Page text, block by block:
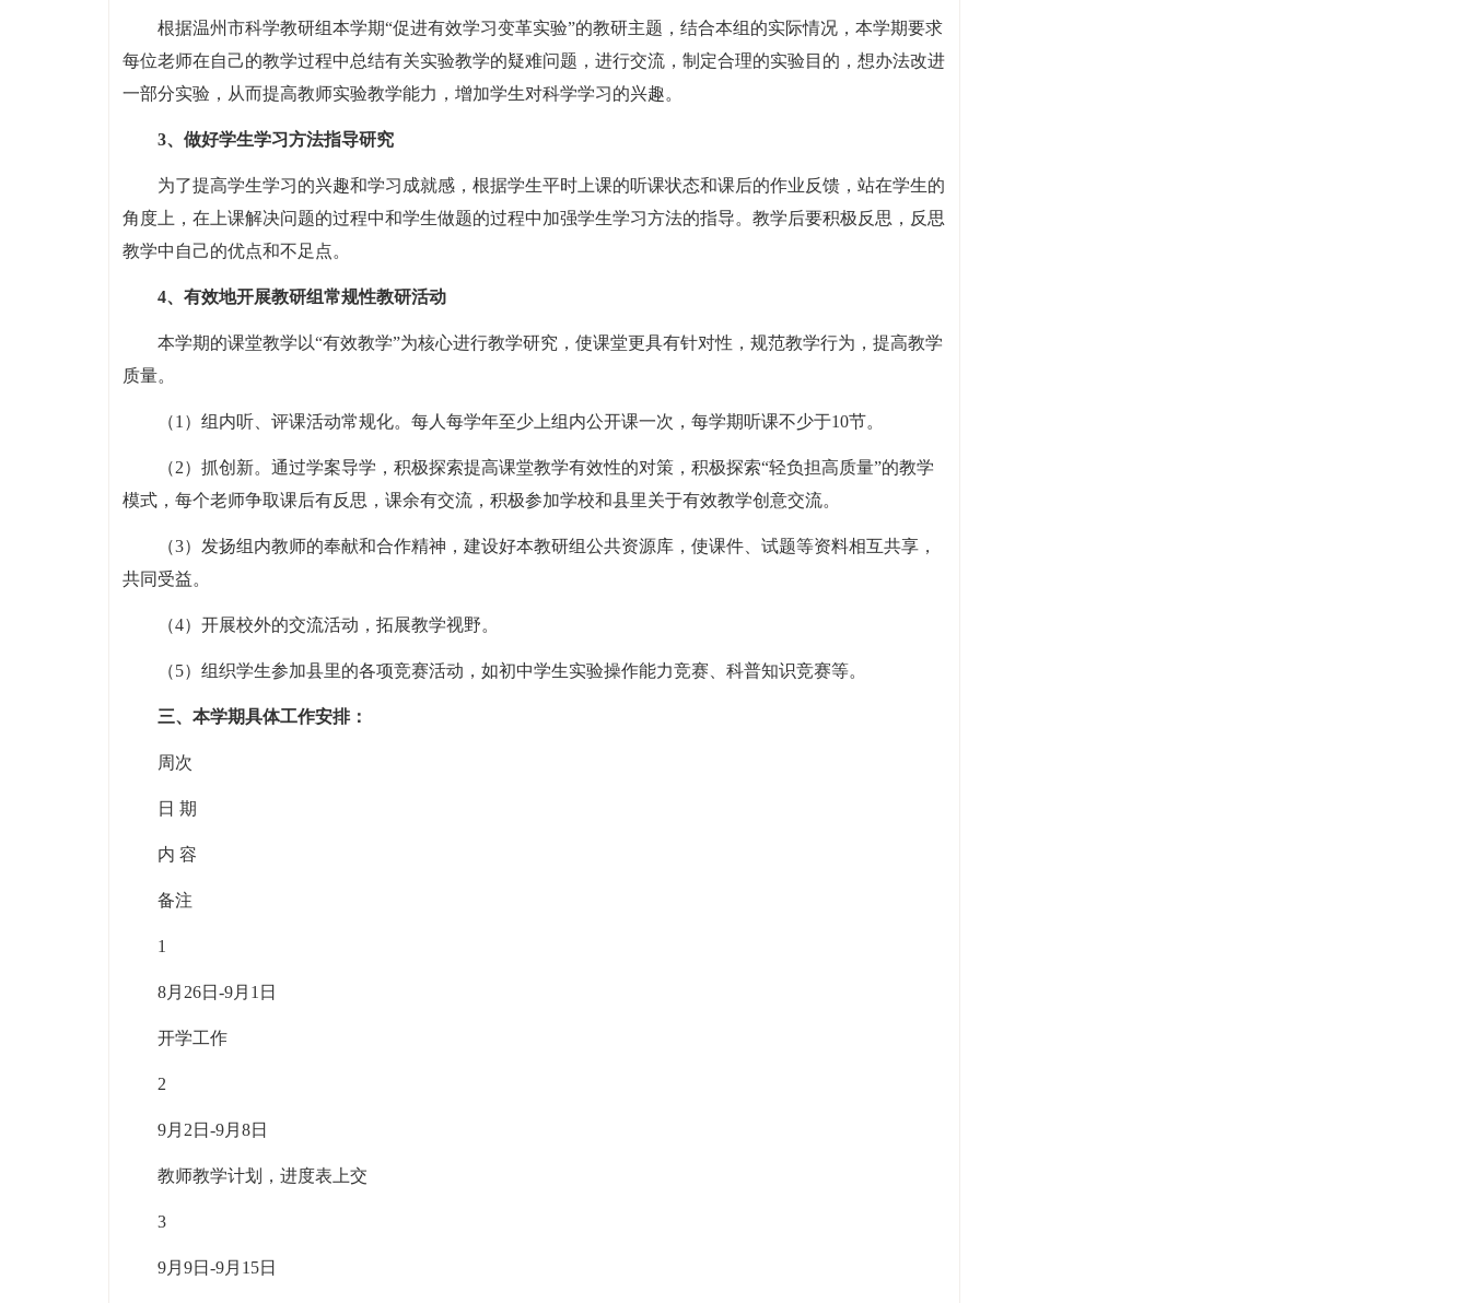
根据温州市科学教研组本学期“促进有效学习变革实验”的教研主题，结合本组的实际情况，本学期要求
每位老师在自己的教学过程中总结有关实验教学的疑难问题，进行交流，制定合理的实验目的，想办法改进
一部分实验，从而提高教师实验教学能力，增加学生对科学学习的兴趣。
3、做好学生学习方法指导研究
为了提高学生学习的兴趣和学习成就感，根据学生平时上课的听课状态和课后的作业反馈，站在学生的
角度上，在上课解决问题的过程中和学生做题的过程中加强学生学习方法的指导。教学后要积极反思，反思
教学中自己的优点和不足点。
4、有效地开展教研组常规性教研活动
本学期的课堂教学以“有效教学”为核心进行教学研究，使课堂更具有针对性，规范教学行为，提高教学
质量。
（1）组内听、评课活动常规化。每人每学年至少上组内公开课一次，每学期听课不少于10节。
（2）抓创新。通过学案导学，积极探索提高课堂教学有效性的对策，积极探索“轻负担高质量”的教学
模式，每个老师争取课后有反思，课余有交流，积极参加学校和县里关于有效教学创意交流。
（3）发扬组内教师的奉献和合作精神，建设好本教研组公共资源库，使课件、试题等资料相互共享，
共同受益。
（4）开展校外的交流活动，拓展教学视野。
（5）组织学生参加县里的各项竞赛活动，如初中学生实验操作能力竞赛、科普知识竞赛等。
三、本学期具体工作安排：
周次
日 期
内 容
备注
1
8月26日-9月1日
开学工作
2
9月2日-9月8日
教师教学计划，进度表上交
3
9月9日-9月15日